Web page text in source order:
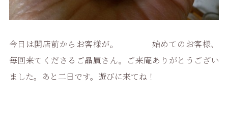
今日は開店前からお客様が。 始めてのお客様、
毎回来てくださるご贔屓さん。ご来庵ありがとうござい
ました。あと二日です。遊びに来てね！